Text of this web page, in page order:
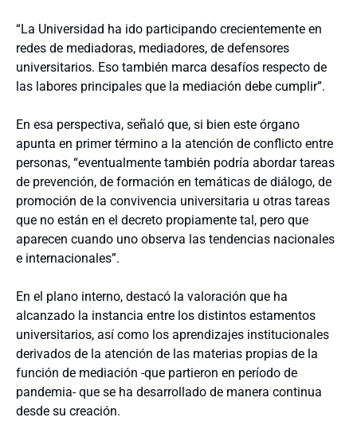
“La Universidad ha ido participando crecientemente en
redes de mediadoras, mediadores, de defensores
universitarios. Eso también marca desafíos respecto de
las labores principales que la mediación debe cumplir”.
En esa perspectiva, señaló que, si bien este órgano
apunta en primer término a la atención de conflicto entre
personas, “eventualmente también podría abordar tareas
de prevención, de formación en temáticas de diálogo, de
promoción de la convivencia universitaria u otras tareas
que no están en el decreto propiamente tal, pero que
aparecen cuando uno observa las tendencias nacionales
e internacionales”.
En el plano interno, destacó la valoración que ha
alcanzado la instancia entre los distintos estamentos
universitarios, así como los aprendizajes institucionales
derivados de la atención de las materias propias de la
función de mediación -que partieron en período de
pandemia- que se ha desarrollado de manera continua
desde su creación.